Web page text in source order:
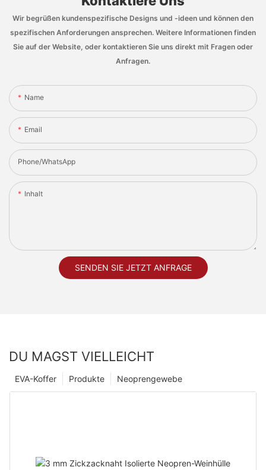
Wir begrüßen kundenspezifische Designs und -ideen und können den
spezifischen Anforderungen ansprechen. Weitere Informationen finden
Sie auf der Website, oder kontaktieren Sie uns direkt mit Fragen oder
Anfragen.
Name
Email
Phone/whatsApp
Inhalt
SENDEN SIE JETZT ANFRAGE
DU MAGST VIELLEICHT
Neoprengewebe
Produkte
EVA-Koffer